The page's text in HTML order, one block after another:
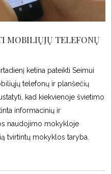
MOBILIŲJŲ TELEFONŲ
ketina pateikti Seimui
telefonų ir planšečių
kad kiekvienoje švietimo
informacinių ir
naudojimo mokykloje
tvirtintų mokyklos taryba.